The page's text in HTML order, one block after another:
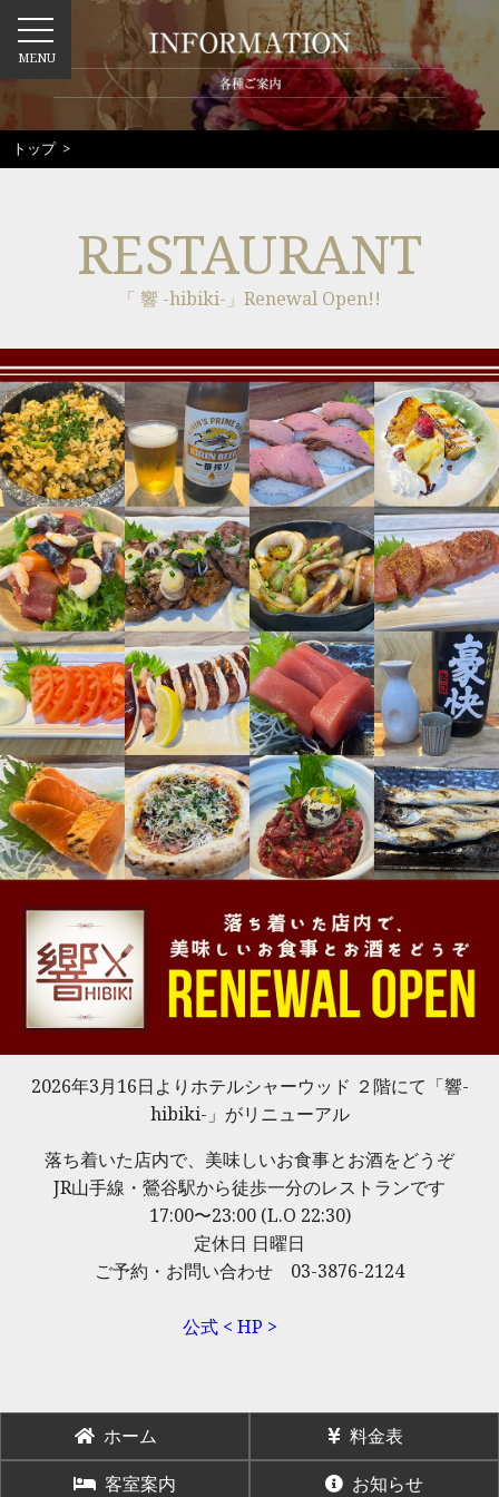
MENU
トップ>
RESTAURANT
「 響 -hibiki-」Renewal Open!!
2026年3月16日よりホテルシャーウッド ２階にて「響-
hibiki-」がリニューアル
落ち着いた店内で、美味しいお食事とお酒をどうぞ
JR山手線・鶯谷駅から徒歩一分のレストランです
17:00〜23:00 (L.O 22:30)
定休日 日曜日
ご予約・お問い合わせ 03-3876-2124
公式 < HP >
ホーム
料金表
客室案内
お知らせ